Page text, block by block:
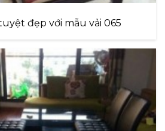
đẹp với mẫu vải 065